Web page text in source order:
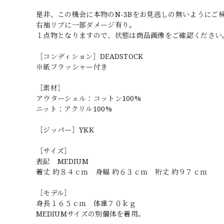
是非、この機会に本物のN-3Bをお見逃しの無いようにご
右袖リブに一部ダメージ有り。
１点物となりますので、状態は商品画像をご確認ください
［コンディション］DEADSTOCK
※紙フラッシャー付き
［素材］
アウターシェル：コットン100%
ニット：アクリル100%
［ジッパー］YKK
［サイズ］
表記 MEDIUM
着丈 約８４ｃｍ 身幅 約６３ｃｍ 裄丈 約９７ｃｍ
［モデル］
身長１６５ｃｍ 体重７０ｋｇ
MEDIUMサイズの別個体を着用。